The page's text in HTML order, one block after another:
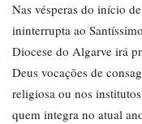
Nas vésperas do início
ininterrupta ao
Diocese do Algarve irá
Deus vocações de
religiosa ou nos
quem integra no atual